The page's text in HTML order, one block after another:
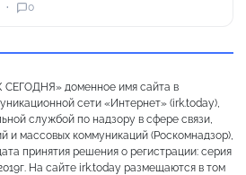
0
СЕГОДНЯ» доменное имя сайта в
сети «Интернет» (irk.today),
службой по надзору в сфере связи,
и массовых коммуникаций (Роскомнадзор),
принятия решения о регистрации: серия
На сайте irk.today размещаются в том